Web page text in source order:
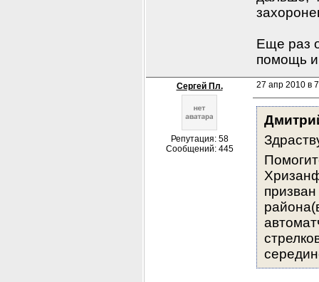
Еще раз
помощь
Сергей Пл.
Репутация: 58
Сообщений: 445
27 апр 2010 в